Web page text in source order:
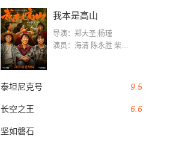
我本是高山
导演：郑大圣;杨瑾
演员：海清 陈永胜 柴烨 王玥婷 万国鹏 美朵达瓦 赵瑞婷 罗解艳 郭莉娜 潘家艳
9.5
泰坦尼克号
6.6
长空之王
坚如磐石